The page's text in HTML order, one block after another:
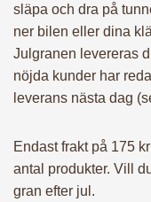
Ändra
släpa och dra på
ner bilen eller dina
Julgranen levereras
nöjda kunder har
leverans nästa dag
Endast frakt på 175
antal produkter. Vill
gran efter jul.